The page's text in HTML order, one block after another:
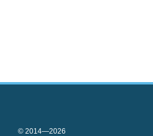
© 2014—2026